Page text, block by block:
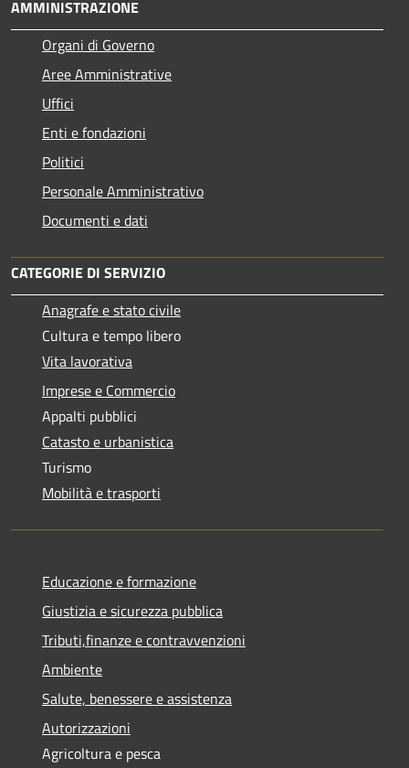
AMMINISTRAZIONE
Organi di Governo
Aree Amministrative
Uffici
Enti e fondazioni
Politici
Personale Amministrativo
Documenti e dati
CATEGORIE DI SERVIZIO
Anagrafe e stato civile
Cultura e tempo libero
Vita lavorativa
Imprese e Commercio
Appalti pubblici
Catasto e urbanistica
Turismo
Mobilità e trasporti
Educazione e formazione
Giustizia e sicurezza pubblica
Tributi,finanze e contravvenzioni
Ambiente
Salute, benessere e assistenza
Autorizzazioni
Agricoltura e pesca